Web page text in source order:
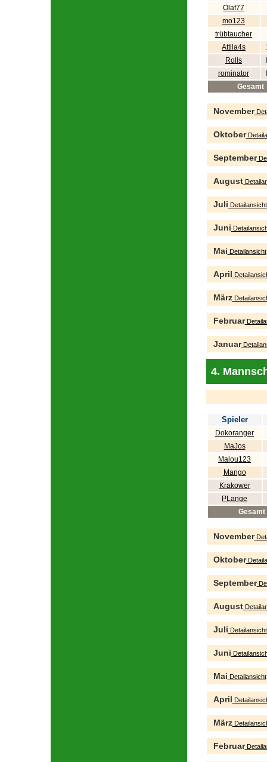
Olaf77
mo123
trübtaucher
Attila4s
Rolls
rominator
Gesamt
November
Oktober
September
August
Juli Detailansicht
Juni
Mai Detailansicht
April
März
Februar
Januar
4.
Spieler
Dokoranger
MaJos
Malou123
Mango
Krakower
PLange
Gesamt
November
Oktober
September
August
Juli Detailansicht
Juni
Mai Detailansicht
April
März
Februar